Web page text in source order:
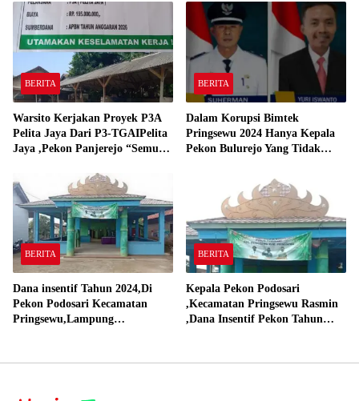
Gadingrejo Tahun 2000″
BERITA
Warsito Kerjakan Proyek P3A
Pelita Jaya Dari P3-TGAIPelita
Jaya ,Pekon Panjerejo “Semua
BERITA
Dalam Korupsi Bimtek
Pringsewu 2024 Hanya Kepala
Pekon Bulurejo Yang Tidak
BERITA
Dana insentif Tahun 2024,Di
Pekon Podosari Kecamatan
Pringsewu,Lampung
BERITA
Kepala Pekon Podosari
,Kecamatan Pringsewu Rasmin
,Dana Insentif Pekon Tahun